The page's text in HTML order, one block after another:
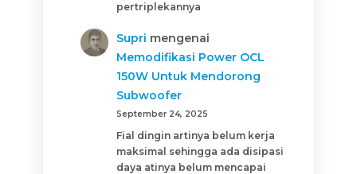
pertriplekannya
Supri mengenai
Memodifikasi Power OCL
150W Untuk Mendorong
Subwoofer
September 24, 2025
Fial dingin artinya belum kerja
maksimal sehingga ada disipasi
daya atinya belum mencapai